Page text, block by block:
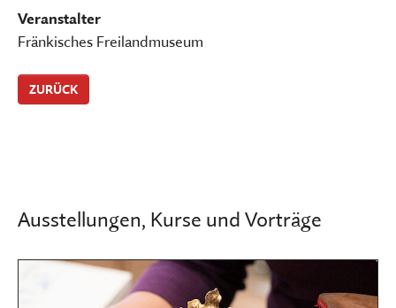
Veranstalter
Fränkisches Freilandmuseum
ZURÜCK
Ausstellungen, Kurse und Vorträge